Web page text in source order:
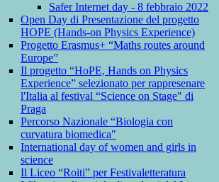
Safer Internet day - 8 febbraio 2022
Open Day di Presentazione del progetto
HOPE (Hands-on Physics Experience)
Progetto Erasmus+ “Maths routes around
Europe”
Il progetto “HoPE, Hands on Physics
Experience” selezionato per rappresenare
l'Italia al festival “Science on Stage" di
Praga
Percorso Nazionale “Biologia con
curvatura biomedica"
International day of women and girls in
science
Il Liceo “Roiti” per Festivaletteratura